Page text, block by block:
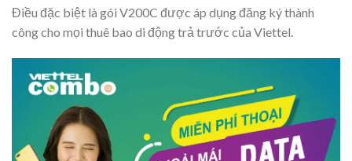
Điều đặc biệt là gói V200C được áp dụng đăng ký thành
công cho mọi thuê bao di động trả trước của Viettel.